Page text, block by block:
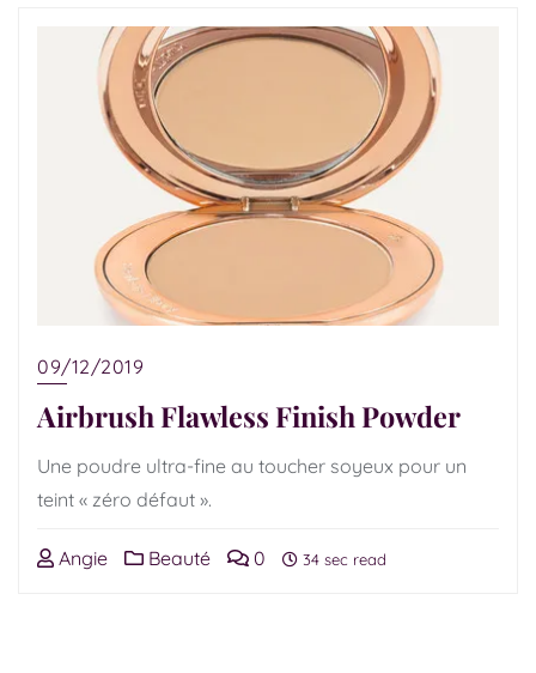
09/12/2019
Airbrush Flawless Finish Powder
Une poudre ultra-fine au toucher soyeux pour un
teint « zéro défaut ».
Angie Beauté 0 34 sec read